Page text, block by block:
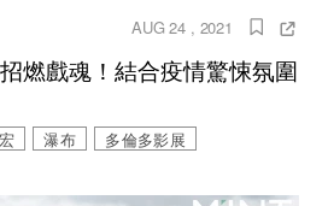
AUG 24 , 2021
燃戲魂！結合疫情驚悚氛圍
瀑布 多倫多影展